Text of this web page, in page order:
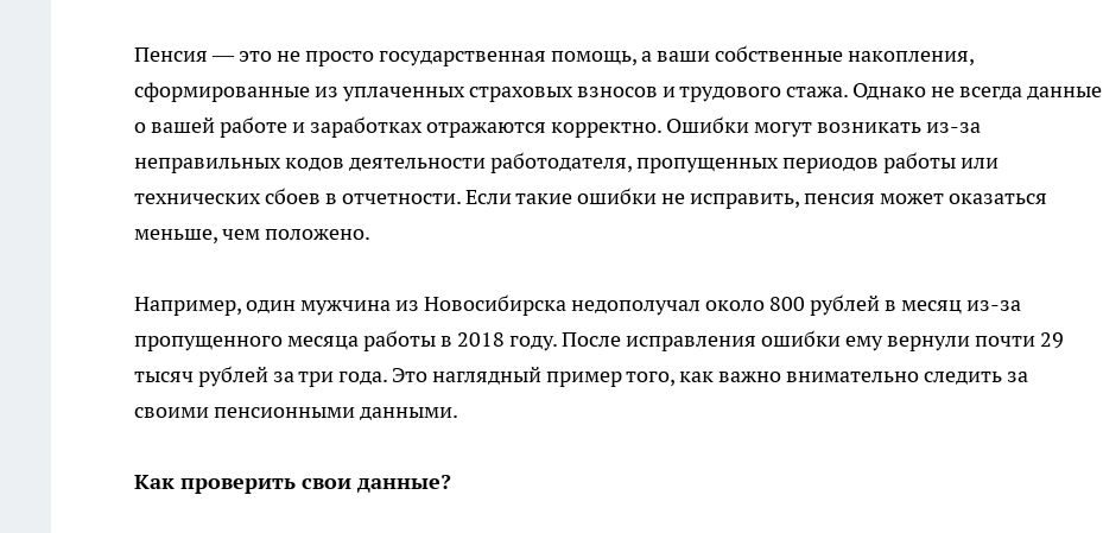
Пенсия — это не просто государственная помощь, а ваши собственные накопления,
сформированные из уплаченных страховых взносов и трудового стажа. Однако не всегда данные
о вашей работе и заработках отражаются корректно. Ошибки могут возникать из-за
неправильных кодов деятельности работодателя, пропущенных периодов работы или
технических сбоев в отчетности. Если такие ошибки не исправить, пенсия может оказаться
меньше, чем положено.
Например, один мужчина из Новосибирска недополучал около 800 рублей в месяц из-за
пропущенного месяца работы в 2018 году. После исправления ошибки ему вернули почти 29
тысяч рублей за три года. Это наглядный пример того, как важно внимательно следить за
своими пенсионными данными.
Как проверить свои данные?